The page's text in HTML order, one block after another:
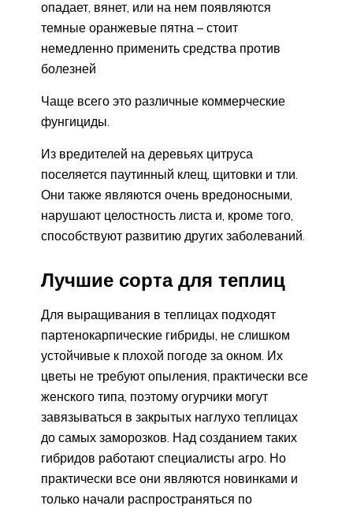
опадает, вянет, или на нем появляются
темные оранжевые пятна – стоит
немедленно применить средства против
болезней
Чаще всего это различные коммерческие
фунгициды.
Из вредителей на деревьях цитруса
поселяется паутинный клещ, щитовки и тли.
Они также являются очень вредоносными,
нарушают целостность листа и, кроме того,
способствуют развитию других заболеваний.
Лучшие сорта для теплиц
Для выращивания в теплицах подходят
партенокарпические гибриды, не слишком
устойчивые к плохой погоде за окном. Их
цветы не требуют опыления, практически все
женского типа, поэтому огурчики могут
завязываться в закрытых наглухо теплицах
до самых заморозков. Над созданием таких
гибридов работают специалисты агро. Но
практически все они являются новинками и
только начали распространяться по